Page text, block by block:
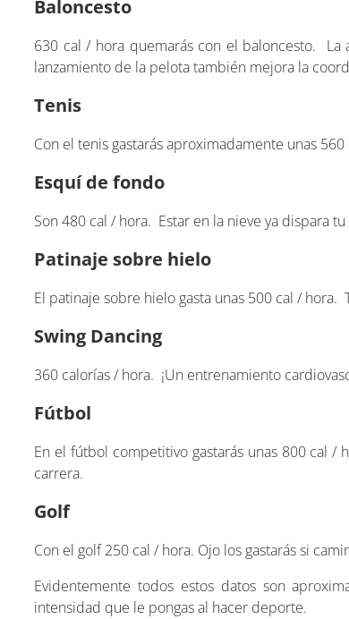
Baloncesto
630 cal / hora quemarás con el baloncesto. La
lanzamiento de la pelota también mejora la
Tenis
Con el tenis gastarás aproximadamente unas
Esquí de fondo
Son 480 cal / hora. Estar en la nieve ya dispara
Patinaje sobre hielo
El patinaje sobre hielo gasta unas 500 cal /
Swing Dancing
360 calorías / hora. ¡Un entrenamiento
Fútbol
En el fútbol competitivo gastarás unas 800 cal
carrera.
Golf
Con el golf 250 cal / hora. Ojo los gastarás si
Evidentemente todos estos datos son
intensidad que le pongas al hacer deporte.